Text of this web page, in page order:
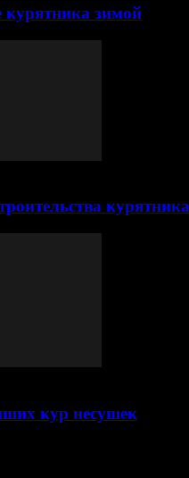
курятника зимой
курятника
кур несушек